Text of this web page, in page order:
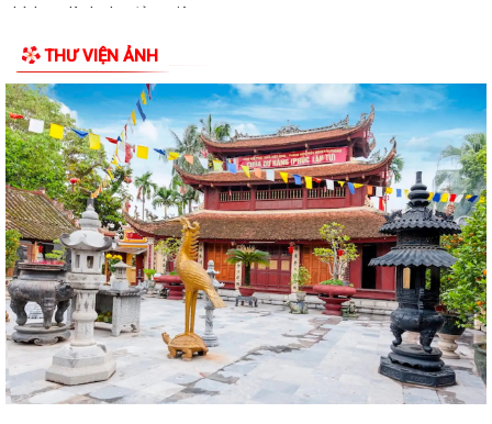
chính trị dành cho đảng viên...
HỘI ĐỒNG NHÂN DÂN PHƯỜNG AN DƯƠNG TỔ CHỨC HỘI NGHỊ TIẾP
XÚC CỬ TRI TRƯỚC KỲ HỌP THƯỜNG LỆ GIỮA NĂM...
HỘI NGHỊ GIAO BAN GIỮA LÃNH ĐẠO ỦY BAN NHÂN DÂN PHƯỜNG VỚI
CÁC TỔ TRƯỞNG TỔ DÂN PHỐ TRÊN ĐỊA BÀN
PHƯỜNG AN DƯƠNG CÔNG BỐ CÁC QUYẾT ĐỊNH VỀ TỔ CHỨC, CÁN
BỘ MẶT TRẬN VÀ CÁC ĐOÀN THỂ TẠI CÁC TỔ DÂN...
THƯ NGỎ VẬN ĐỘNG ỦNG HỘ QUỸ "ĐỀN ƠN ĐÁP NGHĨA" PHƯỜNG AN
DƯƠNG NĂM 2026
PHƯỜNG AN DƯƠNG TỔ CHỨC LỄ CHÀO CỜ VÀ SINH HOẠT DƯỚI CỜ
THÁNG 7; PHÁT ĐỘNG ỦNG HỘ QUỸ "ĐỀN ƠN ĐÁP...
Chi bộ Văn phòng Đảng ủy tổ chức sinh hoạt chuyên đề với chủ đề "Kết
THƯ VIỆN ẢNH